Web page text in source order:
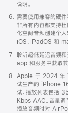
说明。
需要使用兼容的硬
非所有内容都支持
化空间音频创建个
iOS、iPadOS 和
聆听超低延迟音频
app 和服务中获取兼
Apple 于 2024 年
试生产的 iPhone
试。播放列表包括
Kbps AAC。音量调
播放音频时对